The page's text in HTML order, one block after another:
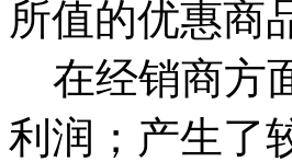
所值的优惠商
在经销商方
利润；产生了